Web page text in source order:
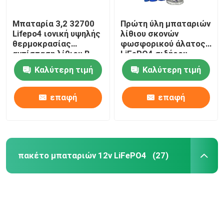
Μπαταρία 3,2 32700
Lifepo4 ιονική υψηλής
θερμοκρασίας
αντίσταση λίθιου Β
6000mah
Καλύτερη τιμή
επαφή
Πρώτη ύλη μπαταριών
λίθιου σκονών
φωσφορικού άλατος
LiFePO4 σιδήρου
λίθιου σκονών
μπαταριών Lithiumi
Καλύτερη τιμή
επαφή
πακέτο μπαταριών 12v LiFePO4 (27)